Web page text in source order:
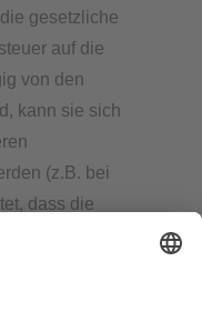
gesetzliche
auf die
von den
kann sie sich
(z.B. bei
dass die
des
werden kann.